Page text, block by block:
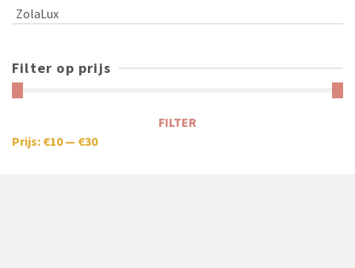
ZolaLux
Filter op prijs
FILTER
Prijs: €10— €30